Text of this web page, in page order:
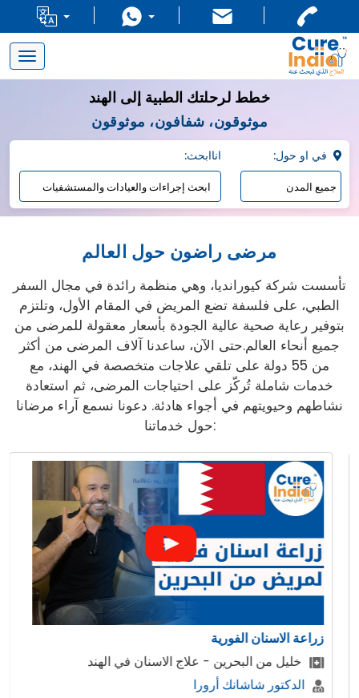
Toggle
navigation
خطط لرحلتك الطبية إلى الهند
موثوقون، شفافون، موثوقون
:اناابحث
مرضى راضون حول العالم
تأسست شركة كيورانديا، وهي منظمة رائدة في مجال السفر
الطبي، على فلسفة تضع المريض في المقام الأول، وتلتزم
بتوفير رعاية صحية عالية الجودة بأسعار معقولة للمرضى من
جميع أنحاء العالم.حتى الآن، ساعدنا آلاف المرضى من أكثر
من 55 دولة على تلقي علاجات متخصصة في الهند، مع
خدمات شاملة تُركّز على احتياجات المرضى، ثم استعادة
نشاطهم وحيويتهم في أجواء هادئة. دعونا نسمع آراء مرضانا
حول خدماتنا:
الاسنان الفورية
خليل من البحرين - علاج الاسنان في الهند
شاشانك أرورا